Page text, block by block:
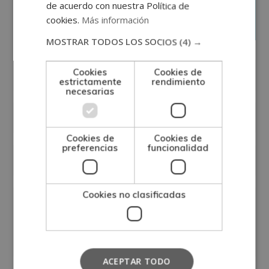
Solicita información
de acuerdo con nuestra Política de
cookies. Más información
MOSTRAR TODOS LOS SOCIOS (4) →
Cookies
estrictamente
necesarias
Cookies de
rendimiento
Cookies de
preferencias
Cookies de
funcionalidad
Cookies no clasificadas
ACEPTAR TODO